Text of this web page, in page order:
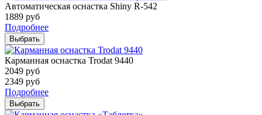
Автоматическая оснастка Shiny R-542
1889 руб
Подробнее
Выбрать
Карманная оснастка Trodat 9440
2049 руб
2349 руб
Подробнее
Выбрать